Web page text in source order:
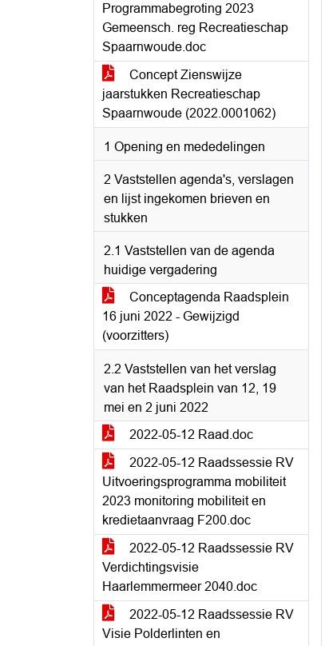
Programmabegroting 2023
Gemeensch. reg Recreatieschap
Spaarnwoude.doc
Concept Zienswijze
jaarstukken Recreatieschap
Spaarnwoude (2022.0001062)
1 Opening en mededelingen
2 Vaststellen agenda's, verslagen
en lijst ingekomen brieven en
stukken
2.1 Vaststellen van de agenda
huidige vergadering
Conceptagenda Raadsplein
16 juni 2022 - Gewijzigd
(voorzitters)
2.2 Vaststellen van het verslag
van het Raadsplein van 12, 19
mei en 2 juni 2022
2022-05-12 Raad.doc
2022-05-12 Raadssessie RV
Uitvoeringsprogramma mobiliteit
2023 monitoring mobiliteit en
kredietaanvraag F200.doc
2022-05-12 Raadssessie RV
Verdichtingsvisie
Haarlemmermeer 2040.doc
2022-05-12 Raadssessie RV
Visie Polderlinten en